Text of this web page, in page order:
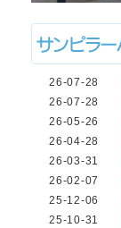
26-07-28
26-07-28
26-05-26
26-04-28
26-03-31
26-02-07
25-12-06
25-10-31